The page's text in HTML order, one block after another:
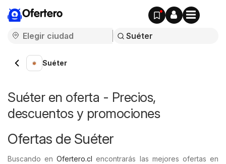
Ofertero
Suéter
Suéter en oferta - Precios,
descuentos y promociones
Ofertas de Suéter
Buscando enOfertero.cl encontrarás las mejores ofertas en